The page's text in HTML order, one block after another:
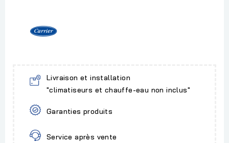
Livraison et installation
"climatiseurs et chauffe-eau non inclus"
Garanties produits
Service après vente